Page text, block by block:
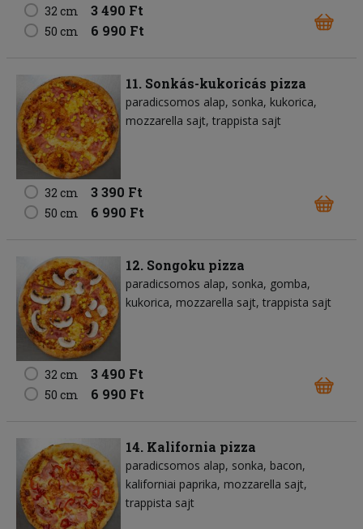
32 cm 3 490 Ft
50 cm 6 990 Ft
11. Sonkás-kukoricás pizza
paradicsomos alap sonka kukorica
mozzarella sajt trappista sajt
32 cm 3 390 Ft
50 cm 6 990 Ft
12. Songoku pizza
paradicsomos alap sonka gomba
kukorica mozzarella sajt trappista sajt
32 cm 3 490 Ft
50 cm 6 990 Ft
14. Kalifornia pizza
paradicsomos alap sonka bacon
kaliforniai paprika mozzarella sajt
trappista sajt